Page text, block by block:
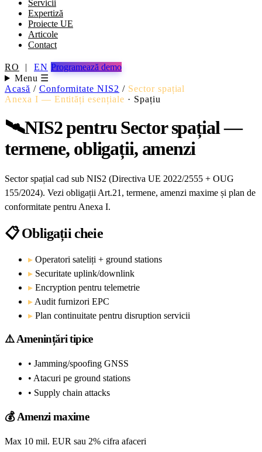
Servicii
Expertiză
Proiecte UE
Articole
Contact
RO | EN Programează demo
Menu ☰
Acasă / Conformitate NIS2 / Sector spațial
Anexa I — Entități esențiale · Spațiu
🛰️NIS2 pentru Sector spațial —
termene, obligații, amenzi
Sector spațial cad sub NIS2 (Directiva UE 2022/2555 + OUG
155/2024). Vezi obligații Art.21, termene, amenzi maxime și plan de
conformitate pentru Anexa I.
📋Obligații cheie
▸ Operatori sateliți + ground stations
▸ Securitate uplink/downlink
▸ Encryption pentru telemetrie
▸ Audit furnizori EPC
▸ Plan continuitate pentru disruption servicii
⚠️Amenințări tipice
• Jamming/spoofing GNSS
• Atacuri pe ground stations
• Supply chain attacks
💰Amenzi maxime
Max 10 mil. EUR sau 2% cifra afaceri